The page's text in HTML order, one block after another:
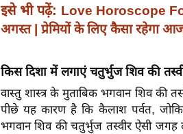
इसे भी पढ़ें: Love Horoscope
अगस्त | प्रेमियों के लिए कैसा रहेगा
किस दिशा में लगाएं चतुर्भुज शिव की
वास्तु शास्त्र के मुताबिक भगवान शिव की
पीछे यह कारण है कि कैलाश पर्वत, जोकि
भगवान शिव की चतुर्भुज तस्वीर ऐसी